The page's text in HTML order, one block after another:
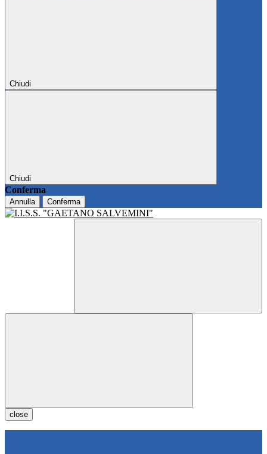
Chiudi
Chiudi
Conferma
Annulla Conferma
close